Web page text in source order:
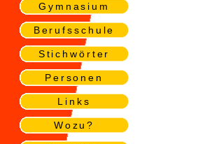
Gymnasium
Berufsschule
Stichwörter
Personen
Links
Wozu?